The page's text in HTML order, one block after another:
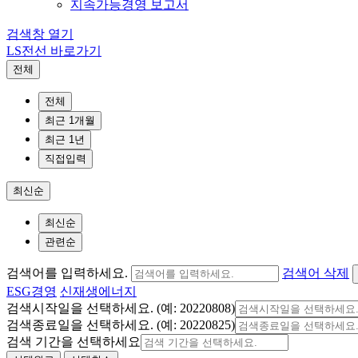
지속가능경영 보고서
검색창 열기
LS전선 바로가기
전체
전체
최근 1개월
최근 1년
직접입력
최신순
최신순
관련순
검색어를 입력하세요.
검색어 삭제
ESG경영 신재생에너지
검색시작일을 선택하세요. (예: 20220808)
검색종료일을 선택하세요. (예: 20220825)
검색 기간을 선택하세요